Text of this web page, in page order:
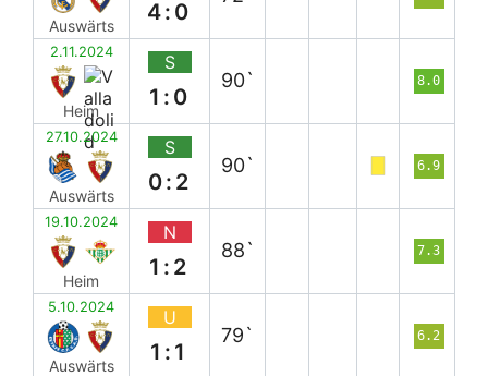
Auswärts
4:0
2.11.2024
Heim
S
1:0
90` 8.0
27.10.2024
Auswärts
S
0:2
90` 6.9
19.10.2024
Heim
N
1:2
88` 7.3
5.10.2024
Auswärts
U
1:1
79` 6.2